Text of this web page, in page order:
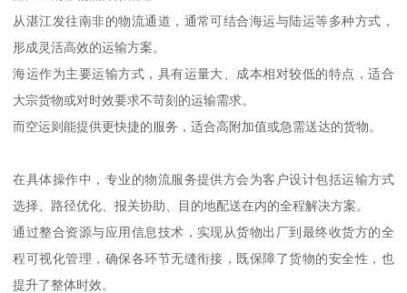
从湛江发往南非的物流通道，通常可结合海运与陆运等多种方式，
形成灵活高效的运输方案。
海运作为主要运输方式，具有运量大、成本相对较低的特点，适合
大宗货物或对时效要求不苛刻的运输需求。
而空运则能提供更快捷的服务，适合高附加值或急需送达的货物。
在具体操作中，专业的物流服务提供方会为客户设计包括运输方式
选择、路径优化、报关协助、目的地配送在内的全程解决方案。
通过整合资源与应用信息技术，实现从货物出厂到最终收货方的全
程可视化管理，确保各环节无缝衔接，既保障了货物的安全性，也
提升了整体时效。